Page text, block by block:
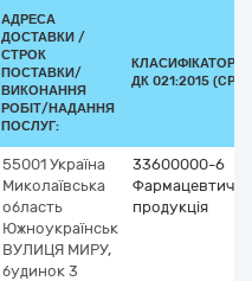
АДРЕСА
ДОСТАВКИ /
СТРОК
ПОСТАВКИ/
ВИКОНАННЯ
РОБІТ/НАДАННЯ
ПОСЛУГ:
КЛАСИФІКАТОР
ДК 021:2015 (CPV)
55001 Україна
Миколаївська
область
Южноукраїнськ
ВУЛИЦЯ МИРУ,
будинок 3
33600000-6
Фармацевтична
продукція